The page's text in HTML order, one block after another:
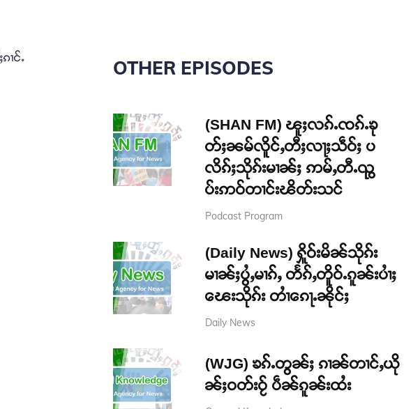
ၢင်ႉ
OTHER EPISODES
(SHAN FM) ၽူႈလၵ်ႉၸၵ်ႉၶု
တ်ႈၼမ်လိူင်ႇတီႈလႃႈသဵဝ်ႈ ပ
လိၵ်ႈသိုၵ်းမၢၼ်ႈ ဢမ်ႇတီႉၺွ
ပ်းဢဝ်တၢင်းၽိတ်းသင်
Podcast Program
(Daily News) ႁိူဝ်းမိၼ်သိုၵ်း
မၢၼ်ႈပွႆႇမၢၵ်ႇ တႅၵ်ႇတိူဝ်ႉၵူၼ်းပၢႆႈ
ၽေးသိုၵ်း တၢႆၵေႃႉၼိုင်ႈ
Daily News
(WJG) ၶၵ်ႉတွၼ်ႈ ၵၢၼ်တၢင်ႇယို
ၼ်ႈဝတ်းဝႂ် ပဵၼ်ၵူၼ်းထႆး